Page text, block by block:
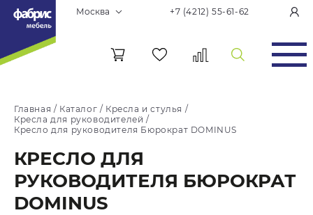
Москва +7 (4212) 55-61-62
Главная / Каталог / Кресла и стулья /
Кресла для руководителей /
Кресло для руководителя Бюрократ DOMINUS
КРЕСЛО ДЛЯ
РУКОВОДИТЕЛЯ БЮРОКРАТ
DOMINUS